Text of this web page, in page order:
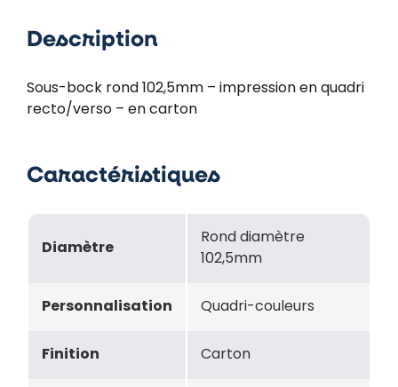
Description
Sous-bock rond 102,5mm – impression en quadri
recto/verso – en carton
Caractéristiques
Diamètre
Rond diamètre
102,5mm
Personnalisation Quadri-couleurs
Finition Carton